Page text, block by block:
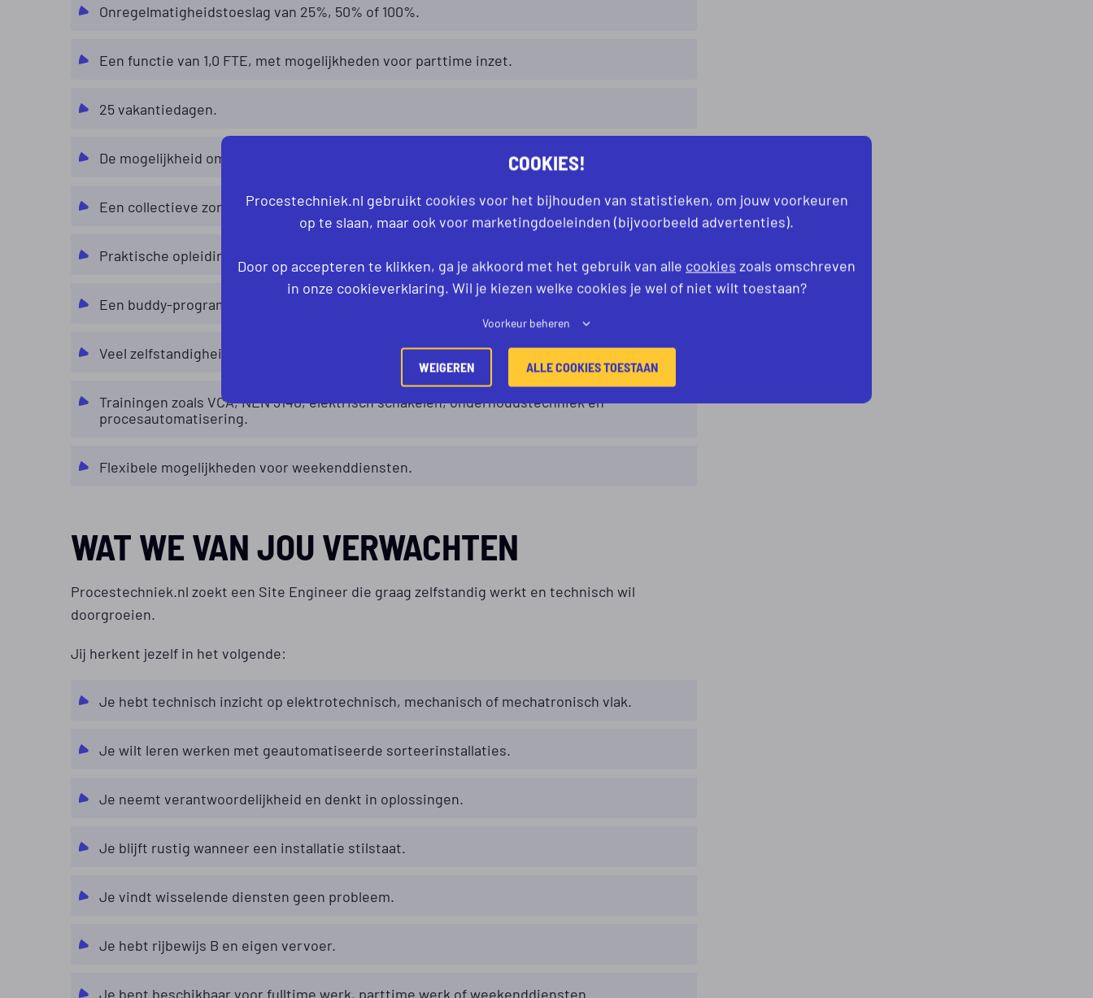
Onregelmatigheidstoeslag van 25%, 50% of 100%.
Een functie van 1,0 FTE, met mogelijkheden voor parttime inzet.
25 vakantiedagen.
De mogelijkheid om 5 extra vakantiedagen te kopen.
Een collectieve zorgverzekering.
Praktische opleiding on the job.
Een buddy-programma van 4 tot 6 weken.
Veel zelfstandigheid op een moderne klantlocatie.
Trainingen zoals VCA, NEN 3140, elektrisch schakelen, onderhoudstechniek en
procesautomatisering.
Flexibele mogelijkheden voor weekenddiensten.
WAT WE VAN JOU VERWACHTEN
Procestechniek.nl zoekt een Site Engineer die graag zelfstandig werkt en technisch wil
doorgroeien.
Jij herkent jezelf in het volgende:
Je hebt technisch inzicht op elektrotechnisch, mechanisch of mechatronisch vlak.
Je wilt leren werken met geautomatiseerde sorteerinstallaties.
Je neemt verantwoordelijkheid en denkt in oplossingen.
Je blijft rustig wanneer een installatie stilstaat.
Je vindt wisselende diensten geen probleem.
Je hebt rijbewijs B en eigen vervoer.
Je bent beschikbaar voor fulltime werk, parttime werk of weekenddiensten.
COOKIES!
Procestechniek.nl gebruikt cookies voor het bijhouden van statistieken, om jouw voorkeuren
op te slaan, maar ook voor marketingdoeleinden (bijvoorbeeld advertenties).
Door op accepteren te klikken, ga je akkoord met het gebruik van alle cookies zoals omschreven
in onze cookieverklaring. Wil je kiezen welke cookies je wel of niet wilt toestaan?
Voorkeur beheren
WEIGEREN ALLE COOKIES TOESTAAN